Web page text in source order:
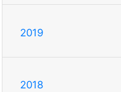
2019
2018